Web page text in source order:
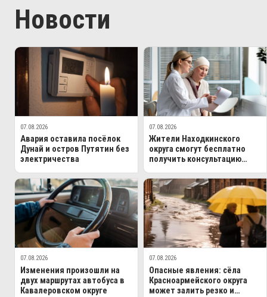
Новости
07.08.2026
Авария оставила посёлок
Дунай и остров Путятин без
электричества
07.08.2026
Жители Находкинского
округа смогут бесплатно
получить консультацию
07.08.2026
Изменения произошли на
двух маршрутах автобуса в
Кавалеровском округе
07.08.2026
Опасные явления: сёла
Красноармейского округа
может залить резко и